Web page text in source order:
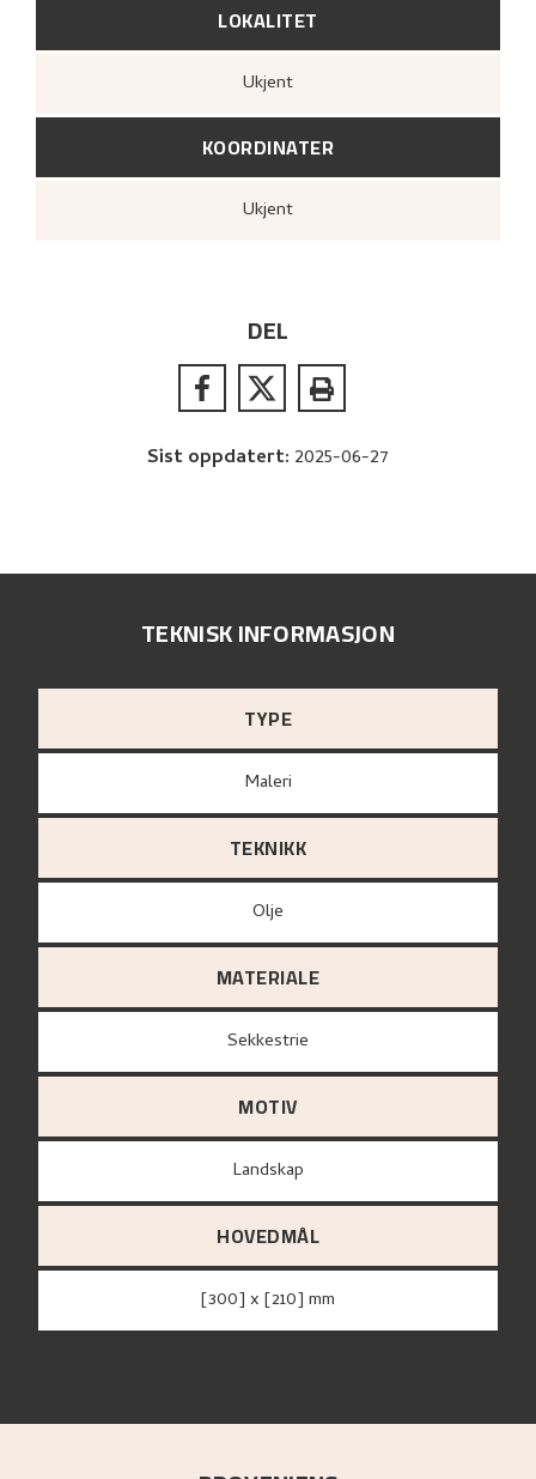
LOKALITET
Ukjent
KOORDINATER
Ukjent
DEL
Sist oppdatert: 2025-06-27
TEKNISK INFORMASJON
TYPE
Maleri
TEKNIKK
Olje
MATERIALE
sekkestrie
MOTIV
Landskap
HOVEDMÅL
[300] x [210] mm